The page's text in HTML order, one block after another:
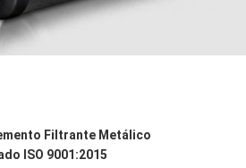
Filtrante Metálico
ISO 9001:2015